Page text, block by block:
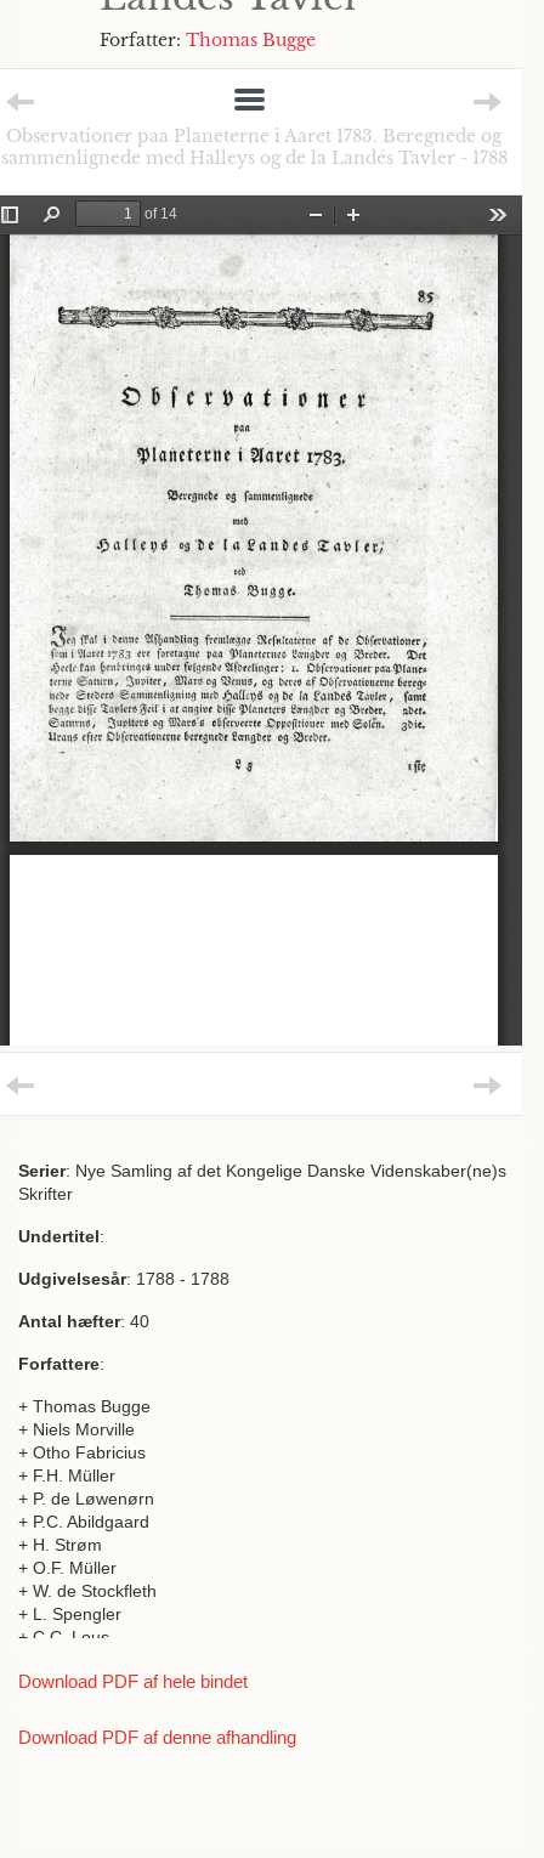
Forfatter: Thomas Bugge
Observationer paa Planeterne i Aaret 1783. Beregnede og
sammenlignede med Halleys og de la Landés Tavler - 1788
Serier: Nye Samling af det Kongelige Danske Videnskaber(ne)s
Skrifter
Undertitel:
Udgivelsesår: 1788 - 1788
Antal hæfter: 40
Forfattere:
+ Thomas Bugge
+ Niels Morville
+ Otho Fabricius
+ F.H. Müller
+ P. de Løwenørn
+ P.C. Abildgaard
+ H. Strøm
+ O.F. Müller
+ W. de Stockfleth
+ L. Spengler
+ C.C. Lous
+ M. Saxtorph
+ C.G. Kratzenstein
Download PDF af hele bindet
Download PDF af denne afhandling